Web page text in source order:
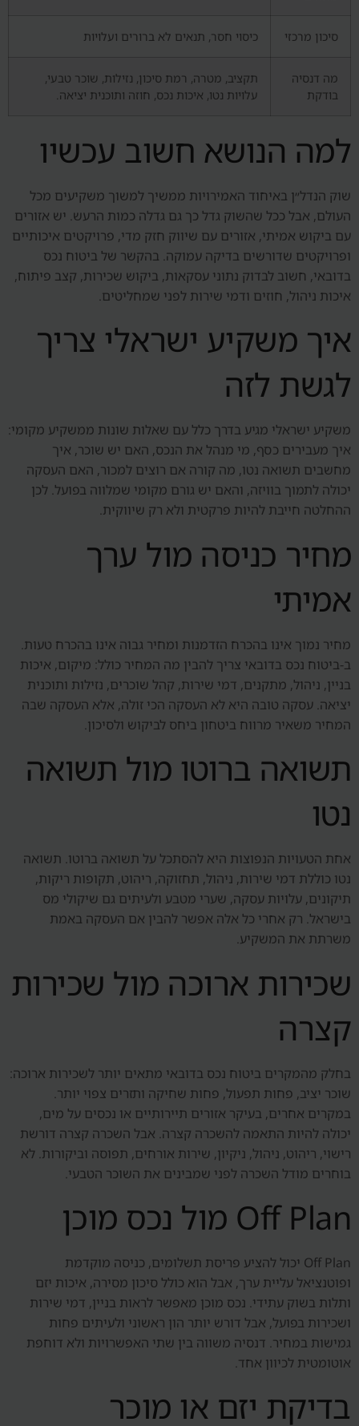
סיכון מרכזי כיסוי חסר, תנאים לא ברורים ועלויות
מה דנסיה
בודקת
תקציב, מטרה, רמת סיכון, נזילות, שוכר טבעי,
עלויות נטו, איכות נכס, חוזה ותוכנית יציאה.
למה הנושא חשוב עכשיו
שוק הנדל״ן באיחוד האמירויות ממשיך למשוך משקיעים מכל
העולם, אבל ככל שהשוק גדל כך גם גדלה כמות הרעש. יש אזורים
עם ביקוש אמיתי, אזורים עם שיווק חזק מדי, פרויקטים איכותיים
ופרויקטים שדורשים בדיקה עמוקה. בהקשר של ביטוח נכס
בדובאי, חשוב לבדוק נתוני עסקאות, ביקוש שכירות, קצב פיתוח,
איכות ניהול, חוזים ודמי שירות לפני שמחליטים.
איך משקיע ישראלי צריך
לגשת לזה
משקיע ישראלי מגיע בדרך כלל עם שאלות שונות ממשקיע מקומי:
איך מעבירים כסף, מי מנהל את הנכס, האם יש שוכר, איך
מחשבים תשואה נטו, מה קורה אם רוצים למכור, האם העסקה
יכולה לתמוך בוויזה, והאם יש גורם מקומי שמלווה בפועל. לכן
ההחלטה חייבת להיות פרקטית ולא רק שיווקית.
מחיר כניסה מול ערך
אמיתי
מחיר נמוך אינו בהכרח הזדמנות ומחיר גבוה אינו בהכרח טעות.
ב-ביטוח נכס בדובאי צריך להבין מה המחיר כולל: מיקום, איכות
בניין, ניהול, מתקנים, דמי שירות, קהל שוכרים, נזילות ותוכנית
יציאה. עסקה טובה היא לא העסקה הכי זולה, אלא העסקה שבה
המחיר משאיר מרווח ביטחון ביחס לביקוש ולסיכון.
תשואה ברוטו מול תשואה
נטו
אחת הטעויות הנפוצות היא להסתכל על תשואה ברוטו. תשואה
נטו כוללת דמי שירות, ניהול, תחזוקה, ריהוט, תקופות ריקות,
תיקונים, עלויות עסקה, שערי מטבע ולעיתים גם שיקולי מס
בישראל. רק אחרי כל אלה אפשר להבין אם העסקה באמת
משרתת את המשקיע.
שכירות ארוכה מול שכירות
קצרה
בחלק מהמקרים ביטוח נכס בדובאי מתאים יותר לשכירות ארוכה:
שוכר יציב, פחות תפעול, פחות שחיקה ותזרים צפוי יותר.
במקרים אחרים, בעיקר אזורים תיירותיים או נכסים על מים,
יכולה להיות התאמה להשכרה קצרה. אבל השכרה קצרה דורשת
רישוי, ריהוט, ניהול, ניקיון, שירות אורחים, תפוסה וביקורות. לא
בוחרים מודל השכרה לפני שמבינים את השוכר הטבעי.
Off Plan מול נכס מוכן
Off Plan יכול להציע פריסת תשלומים, כניסה מוקדמת
ופוטנציאל עליית ערך, אבל הוא כולל סיכון מסירה, איכות יזם
ותלות בשוק עתידי. נכס מוכן מאפשר לראות בניין, דמי שירות
ושכירות בפועל, אבל דורש יותר הון ראשוני ולעיתים פחות
גמישות במחיר. דנסיה משווה בין שתי האפשרויות ולא דוחפת
אוטומטית לכיוון אחד.
בדיקת יזם או מוכר